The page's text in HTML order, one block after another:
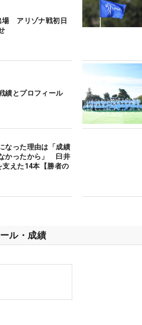
場 アリゾナ戦初日
績とプロフィール
なった理由は「成績
かったから」 臼井
支えた14本【勝者の
ル・成績